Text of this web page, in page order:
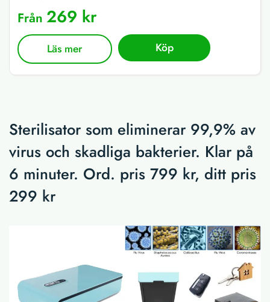
Från 269 kr
Läs mer Köp
Sterilisator som eliminerar 99,9% av
virus och skadliga bakterier. Klar på
6 minuter. Ord. pris 799 kr, ditt pris
299 kr